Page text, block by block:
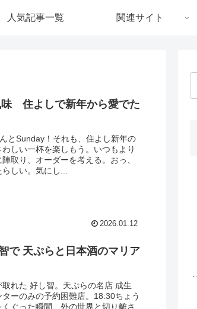
人気記事一覧 関連サイト
味 住よしで新年から愛でた
とSunday！それも、住よし新年の
しい一杯を楽しもう。いつもより
取り、オーダーを考える。おっ、
しい。気にし...
2026.01.12
で 天ぷらと日本酒のマリア
れた 好し智。天ぷらの名店 成生
ーのみの予約困難店。18:30ちょう
ぐった瞬間、外の世界と切り離さ